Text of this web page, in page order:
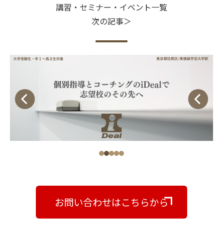
講習・セミナー・イベント一覧
次の記事＞
お問い合わせはこちらから